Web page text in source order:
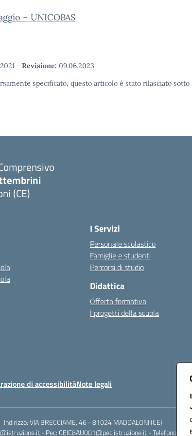
– UNICOBAS
- Revisione: 09.06.2023
specificato, questo articolo è stato rilasciato
(CE)
I Servizi
Personale scolastico
Famiglie e studenti
Percorsi di studio
Didattica
Offerta formativa
I progetti della scuola
di accessibilitàNote legali
Indirizzo: VIA BRECCIAME, 46 - 81024 MADDALONI (CE)
- Pec: CEIC8AU001@pec.istruzione.it - Telefono: